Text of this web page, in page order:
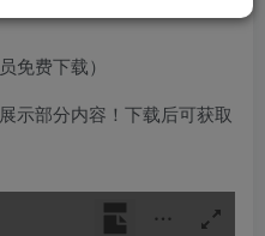
免费下载）
示部分内容！下载后可获取